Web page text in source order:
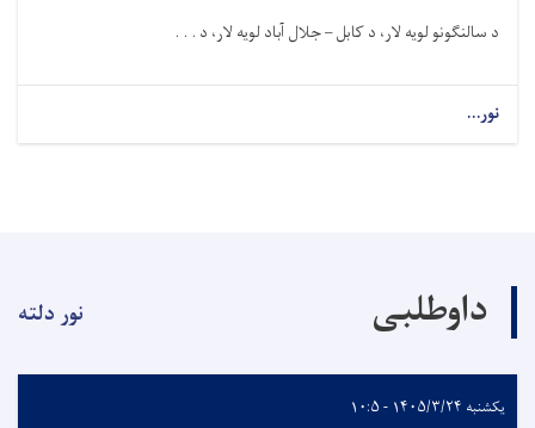
د سالنګونو لویه لار، د کابل –جلالآباد لویه لار، د . . .
نور...
داوطلبی نور دلته
یکشنبه ۱۴۰۵/۳/۲۴ - ۱۰:۵